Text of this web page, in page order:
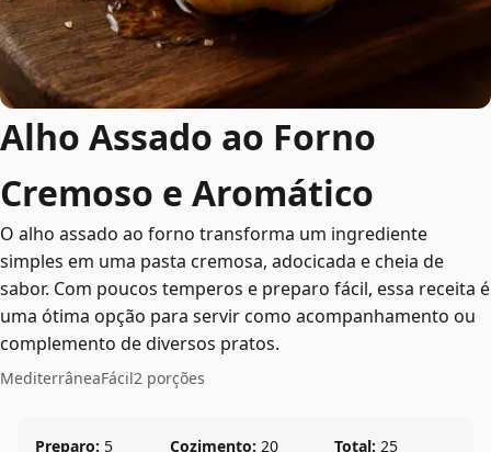
Alho Assado ao Forno
Cremoso e Aromático
O alho assado ao forno transforma um ingrediente
simples em uma pasta cremosa, adocicada e cheia de
sabor. Com poucos temperos e preparo fácil, essa receita é
uma ótima opção para servir como acompanhamento ou
complemento de diversos pratos.
MediterrâneaFácil2 porções
Preparo: 5
Cozimento: 20
Total: 25